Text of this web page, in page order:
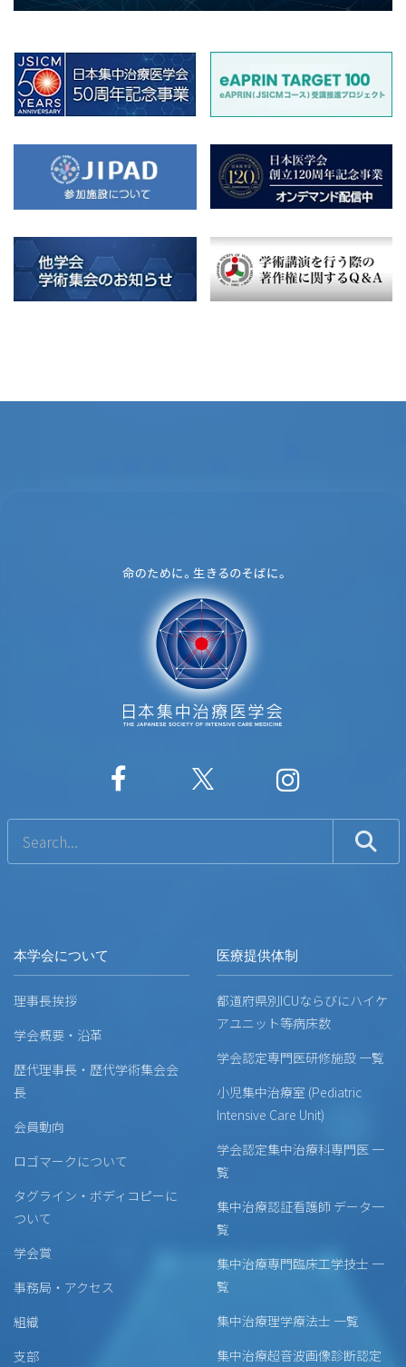
本学会について
理事長挨拶
学会概要・沿革
歴代理事長・歴代学術集会会
長
会員動向
ロゴマークについて
タグライン・ボディコピーに
ついて
学会賞
事務局・アクセス
組織
支部
医療提供体制
都道府県別ICUならびにハイケ
アユニット等病床数
学会認定専門医研修施設 一覧
小児集中治療室 (Pediatric
Intensive Care Unit)
学会認定集中治療科専門医 一
覧
集中治療認証看護師 データ一
覧
集中治療専門臨床工学技士 一
覧
集中治療理学療法士 一覧
集中治療超音波画像診断認定